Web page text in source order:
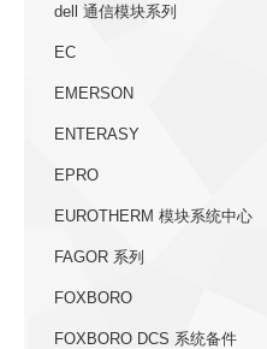
dell 通信模块系列
EC
EMERSON
ENTERASY
EPRO
EUROTHERM 模块系统中心
FAGOR 系列
FOXBORO
FOXBORO DCS 系统备件